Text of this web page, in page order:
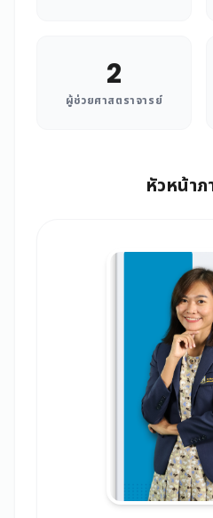
2
ผู้ช่วยศาสตราจารย์
หัวหน้าภ